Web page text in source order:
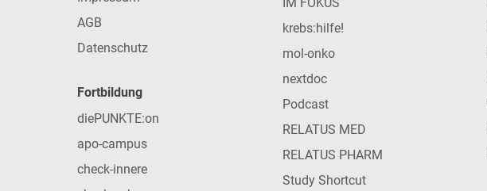
AGB
Datenschutz
Fortbildung
diePUNKTE:on
apo-campus
check-innere
krebs:hilfe!
mol-onko
nextdoc
Podcast
RELATUS MED
RELATUS PHARM
Study Shortcut